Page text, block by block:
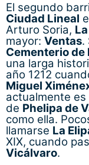
El segundo
Ciudad Lineal
Arturo Soria,
mayor: Ventas.
Cementerio de
una larga
año 1212
Miguel
actualmente
de Phelipa de
como ella.
llamarse La
XIX, cuando
Vicálvaro.